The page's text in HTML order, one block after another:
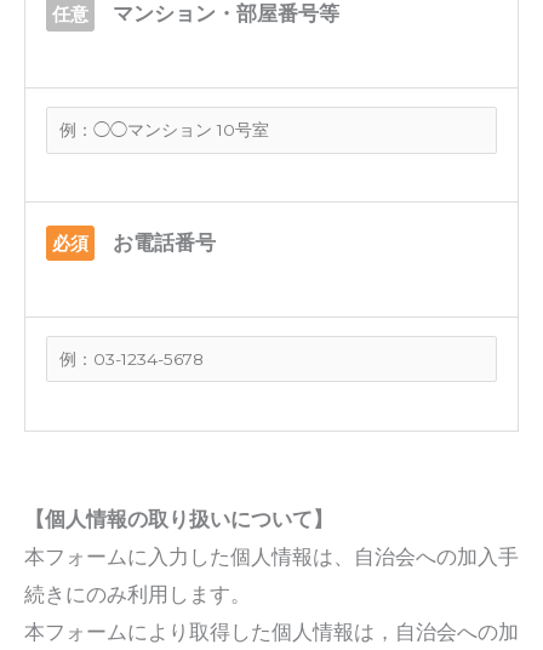
任意 マンション・部屋番号等
必須 お電話番号
【個人情報の取り扱いについて】
本フォームに入力した個人情報は、自治会への加入手
続きにのみ利用します。
本フォームにより取得した個人情報は，自治会への加